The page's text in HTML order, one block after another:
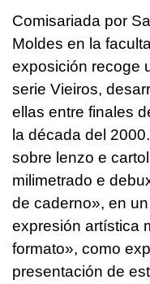
Comisariada por
Moldes en la
exposición recoge
serie Vieiros,
ellas entre finales
la década del
sobre lenzo e
milimetrado e
de caderno», en
expresión artística
formato», como
presentación de